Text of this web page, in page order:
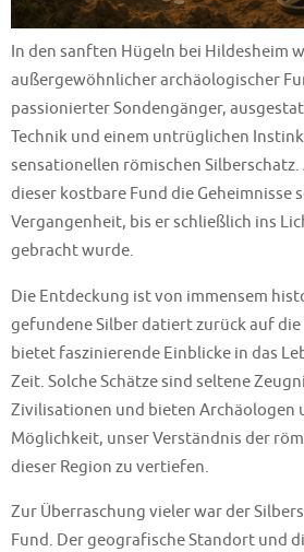
In den sanften Hügeln bei Hildesheim
außergewöhnlicher archäologischer
passionierter Sondengänger,
Technik und einem untrüglichen
sensationellen römischen
dieser kostbare Fund die Geheimnisse
Vergangenheit, bis er schließlich ins
gebracht wurde.
Die Entdeckung ist von immensem
gefundene Silber datiert zurück auf
bietet faszinierende Einblicke in das
Zeit. Solche Schätze sind seltene
Zivilisationen und bieten Archäologen
Möglichkeit, unser Verständnis der
dieser Region zu vertiefen.
Zur Überraschung vieler war der
Fund. Der geografische Standort und